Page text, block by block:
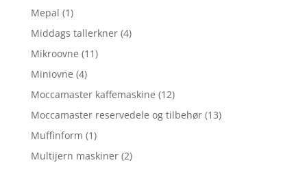
Mepal (1)
Middags tallerkner (4)
Mikroovne (11)
Miniovne (4)
Moccamaster kaffemaskine (12)
Moccamaster reservedele og tilbehør (13)
Muffinform (1)
Multijern maskiner (2)